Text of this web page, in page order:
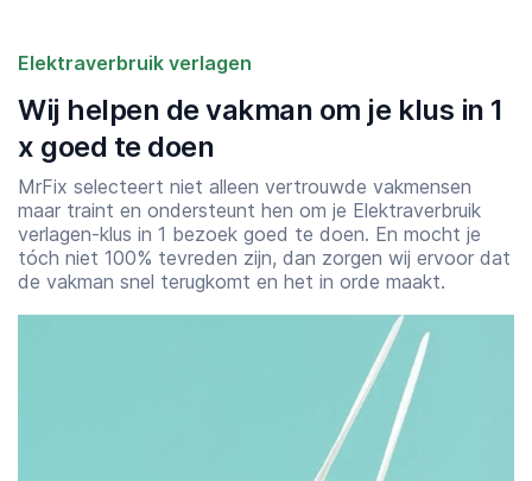
Elektraverbruik verlagen
Wij helpen de vakman om je klus in 1
x goed te doen
MrFix selecteert niet alleen vertrouwde vakmensen
maar traint en ondersteunt hen om je Elektraverbruik
verlagen-klus in 1 bezoek goed te doen. En mocht je
tóch niet 100% tevreden zijn, dan zorgen wij ervoor dat
de vakman snel terugkomt en het in orde maakt.
Eindtijd
23:00